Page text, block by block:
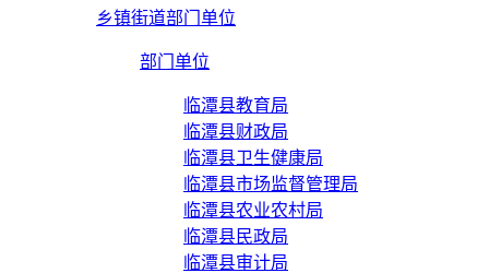
乡镇街道部门单位
部门单位
临潭县教育局
临潭县财政局
临潭县卫生健康局
临潭县市场监督管理局
临潭县农业农村局
临潭县民政局
临潭县审计局